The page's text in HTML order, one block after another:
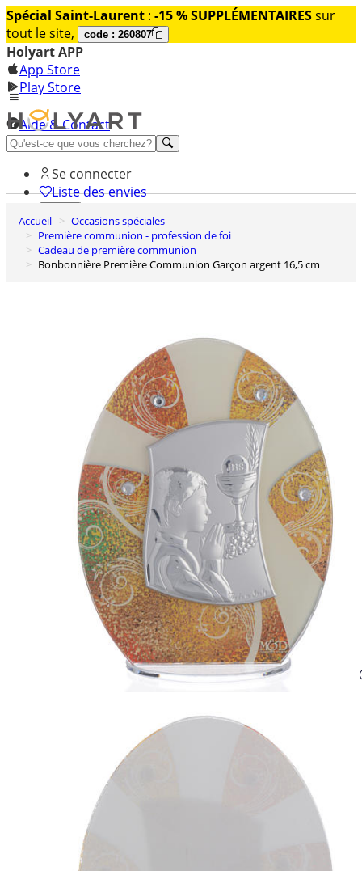
Spécial Saint-Laurent : -15 % SUPPLÉMENTAIRESsur
tout le site,
code : 260807
Holyart APP
App Store
Play Store
Aide & Contact
Découvrez Premium
Se connecter
Liste des envies
0
Panier
Accueil
Occasions spéciales
Première communion - profession de foi
Cadeau de première communion
Bonbonnière Première Communion Garçon argent 16,5 cm